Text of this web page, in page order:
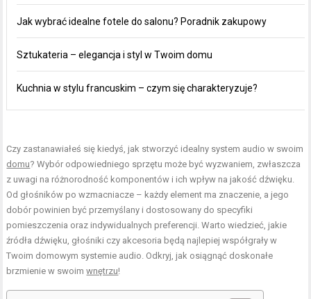
Jak wybrać idealne fotele do salonu? Poradnik zakupowy
Sztukateria – elegancja i styl w Twoim domu
Kuchnia w stylu francuskim – czym się charakteryzuje?
Czy zastanawiałeś się kiedyś, jak stworzyć idealny system audio w swoim
domu? Wybór odpowiedniego sprzętu może być wyzwaniem, zwłaszcza
z uwagi na różnorodność komponentów i ich wpływ na jakość dźwięku.
Od głośników po wzmacniacze – każdy element ma znaczenie, a jego
dobór powinien być przemyślany i dostosowany do specyfiki
pomieszczenia oraz indywidualnych preferencji. Warto wiedzieć, jakie
źródła dźwięku, głośniki czy akcesoria będą najlepiej współgrały w
Twoim domowym systemie audio. Odkryj, jak osiągnąć doskonałe
brzmienie w swoimwnętrzu!